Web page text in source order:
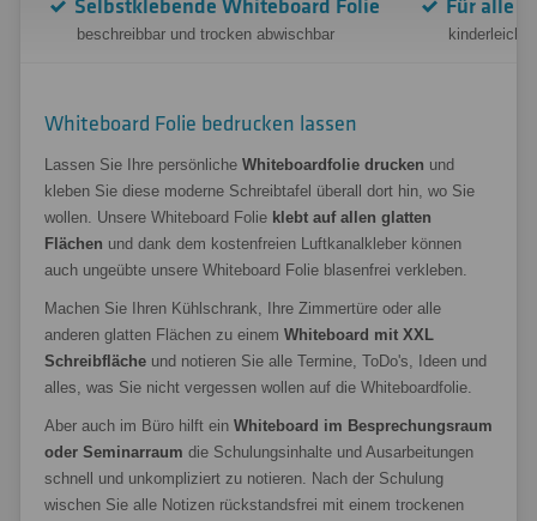
Selbstklebende Whiteboard Folie
beschreibbar und trocken abwischbar
Für alle
kinderleicht
Whiteboard Folie bedrucken lassen
Lassen Sie Ihre persönliche Whiteboardfolie drucken und
kleben Sie diese moderne Schreibtafel überall dort hin, wo Sie
wollen. Unsere Whiteboard Folie klebt auf allen glatten
Flächen und dank dem kostenfreien Luftkanalkleber können
auch ungeübte unsere Whiteboard Folie blasenfrei verkleben.
Machen Sie Ihren Kühlschrank, Ihre Zimmertüre oder alle
anderen glatten Flächen zu einem Whiteboard mit XXL
Schreibfläche und notieren Sie alle Termine, ToDo's, Ideen und
alles, was Sie nicht vergessen wollen auf die Whiteboardfolie.
Aber auch im Büro hilft ein Whiteboard im Besprechungsraum
oder Seminarraum die Schulungsinhalte und Ausarbeitungen
schnell und unkompliziert zu notieren. Nach der Schulung
wischen Sie alle Notizen rückstandsfrei mit einem trockenen